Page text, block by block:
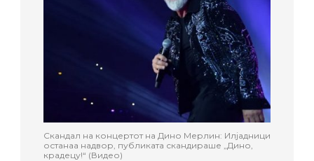
Скандал на концертот на Дино Мерлин: Илјадници
останаа надвор, публиката скандираше „Дино,
крадецу!“ (Видео)